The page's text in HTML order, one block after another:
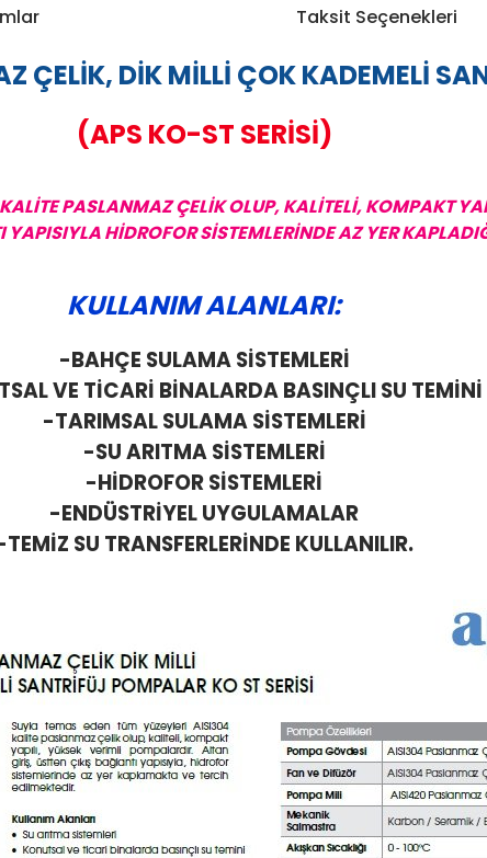
Taksit Seçenekleri
ÇELİK, DİK MİLLİ ÇOK KADEMELİ
(APS KO-ST SERİSİ)
PASLANMAZ ÇELİK OLUP, KALİTELİ, KOMPAKT
HİDROFOR SİSTEMLERİNDE AZ YER
KULLANIM ALANLARI:
-BAHÇE SULAMA SİSTEMLERİ
VE TİCARİ BİNALARDA BASINÇLI SU TEMİNİ
-TARIMSAL SULAMA SİSTEMLERİ
-SU ARITMA SİSTEMLERİ
-HİDROFOR SİSTEMLERİ
-ENDÜSTRİYEL UYGULAMALAR
SU TRANSFERLERİNDE KULLANILIR.